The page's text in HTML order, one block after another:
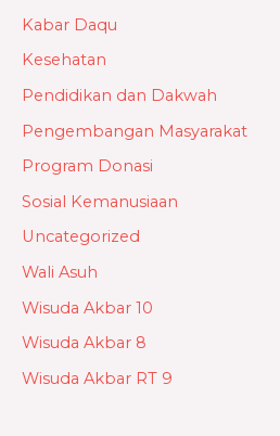
Kabar Daqu
Kesehatan
Pendidikan dan Dakwah
Pengembangan Masyarakat
Program Donasi
Sosial Kemanusiaan
Uncategorized
Wali Asuh
Wisuda Akbar 10
Wisuda Akbar 8
Wisuda Akbar RT 9